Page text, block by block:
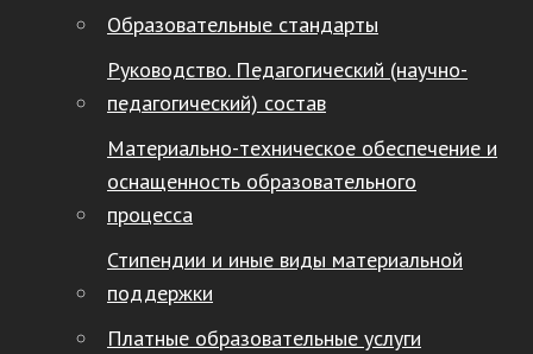
Образовательные стандарты
Руководство. Педагогический (научно-
педагогический) состав
Материально-техническое обеспечение и
оснащенность образовательного
процесса
Стипендии и иные виды материальной
поддержки
Платные образовательные услуги